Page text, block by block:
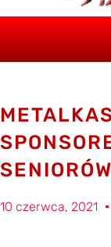
10 czerwca, 2021